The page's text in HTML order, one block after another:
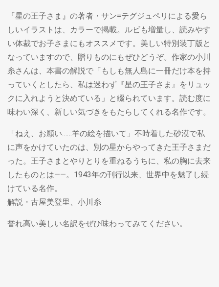
『星の王子さま』の著者・サン=テグジュペリによる愛ら
しいイラストは、カラーで掲載。ルビも増量し、読みやす
い体裁でお子さまにもオススメです。美しい特別装丁版と
なっていますので、贈りものにもぜひどうぞ。作家の小川
糸さんは、本書の解説で「もしも無人島に一冊だけ本を持
っていくとしたら、私は迷わず『星の王子さま』をリュッ
クに入れようと決めている」と綴られています。読む度に
味わい深く、新しい気づきをもたらしてくれる名作です。
「ねえ、お願い……羊の絵を描いて」不時着した砂漠で私
に声をかけていたのは、別の星からやってきた王子さまだ
った。王子さまとやりとりを重ねるうちに、私の胸に去来
したものとは――。1943年の刊行以来、世界中を魅了し続
けている名作。
解説・古屋美登里、小川糸
誉れ高い美しい名訳をぜひ味わってみてください。